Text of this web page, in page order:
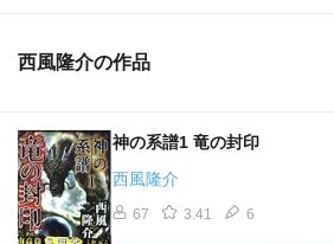
西風隆介の作品
神の系譜1 竜の封印
西風隆介
67 3.41 6